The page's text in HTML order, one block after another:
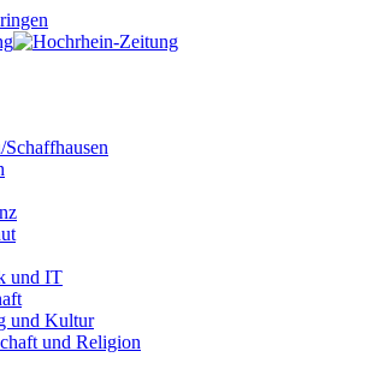
Schaffhausen
und IT
und Kultur
und Religion